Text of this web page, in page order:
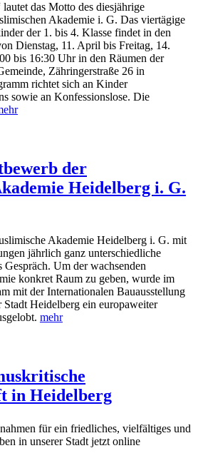
das Motto des diesjährige
Akademie i. G. Das viertägige
der 1. bis 4. Klasse findet in den
Dienstag, 11. April bis Freitag, 14.
bis 16:30 Uhr in den Räumen der
Zähringerstraße 26 in
richtet sich an Kinder
sowie an Konfessionslose. Die
der
Heidelberg i. G.
Akademie Heidelberg i. G. mit
jährlich ganz unterschiedliche
Um der wachsenden
konkret Raum zu geben, wurde im
mit der Internationalen Bauausstellung
Heidelberg ein europaweiter
mehr
in Heidelberg
für ein friedliches, vielfältiges und
in unserer Stadt jetzt online